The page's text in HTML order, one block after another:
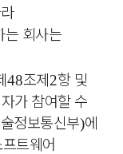
는 회사는
48조제2항 및
가 참여할 수
정보통신부)에
트웨어